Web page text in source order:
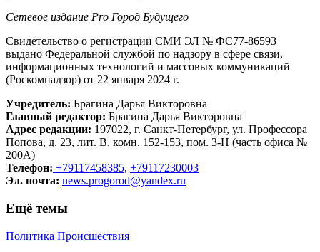
Сетевое издание Рrо Город Будущего
Свидетельство о регистрации СМИ ЭЛ № ФС77-86593
выдано Федеральной службой по надзору в сфере связи,
информационных технологий и массовых коммуникаций
(Роскомнадзор) от 22 января 2024 г.
Учредитель: Брагина Дарья Викторовна
Главный редактор: Брагина Дарья Викторовна
Адрес редакции: 197022, г. Санкт-Петербург, ул. Профессора
Попова, д. 23, лит. В, комн. 152-153, пом. 3-Н (часть офиса №
200А)
Телефон: +79117458385, +79117230003
Эл. почта: news.progorod@yandex.ru
Ещё темы
Политика Происшествия